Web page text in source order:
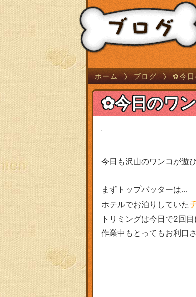
ホーム ブログ ✿今
✿今日のワ
今日も沢山のワンコが遊
まずトップバッターは…
ホテルでお泊りしていた
トリミングは今日で2回
作業中もとってもお利口